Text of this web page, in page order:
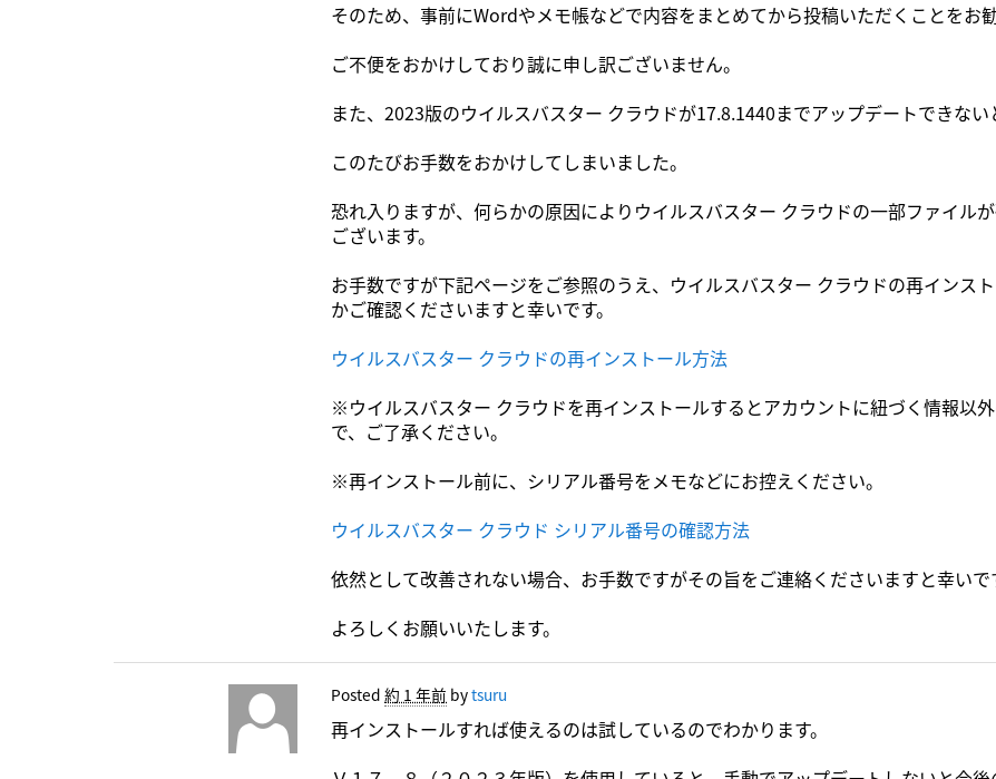
そのため、事前にWordやメモ帳などで内容をまとめてから投稿いただくことをお勧
ご不便をおかけしており誠に申し訳ございません。
また、2023版のウイルスバスター クラウドが17.8.1440までアップデートできない
このたびお手数をおかけしてしまいました。
恐れ入りますが、何らかの原因によりウイルスバスター クラウドの一部ファイル
ございます。
お手数ですが下記ページをご参照のうえ、ウイルスバスター クラウドの再インス
かご確認くださいますと幸いです。
ウイルスバスター クラウドの再インストール方法
※ウイルスバスター クラウドを再インストールするとアカウントに紐づく情報以
で、ご了承ください。
※再インストール前に、シリアル番号をメモなどにお控えください。
ウイルスバスター クラウド シリアル番号の確認方法
依然として改善されない場合、お手数ですがその旨をご連絡くださいますと幸いで
よろしくお願いいたします。
Posted 約 1 年前 bytsuru
再インストールすれば使えるのは試しているのでわかります。